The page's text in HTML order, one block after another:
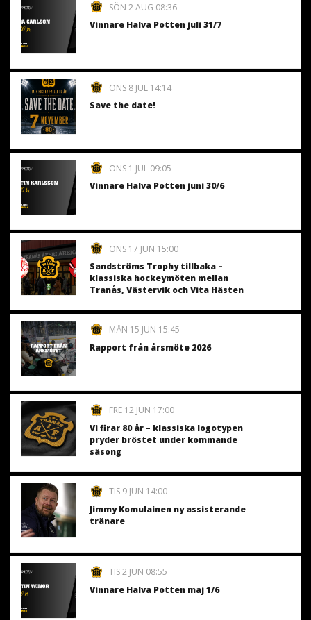
SÖN 2 AUG 08:36
Vinnare Halva Potten juli 31/7
ONS 8 JUL 14:14
Save the date!
ONS 1 JUL 09:05
Vinnare Halva Potten juni 30/6
ONS 17 JUN 15:00
Sandströms Trophy tillbaka –
klassiska hockeymöten mellan
Tranås, Västervik och Vita Hästen
MÅN 15 JUN 15:45
Rapport från årsmöte 2026
FRE 12 JUN 17:00
Vi firar 80 år – klassiska logotypen
pryder bröstet under kommande
säsong
TIS 9 JUN 14:00
Jimmy Komulainen ny assisterande
tränare
TIS 2 JUN 08:55
Vinnare Halva Potten maj 1/6